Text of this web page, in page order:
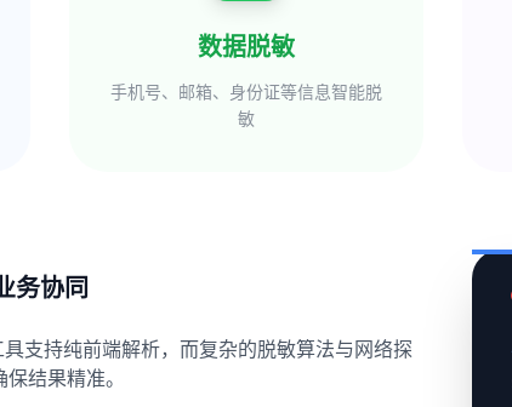
数据脱敏
手机号、邮箱、身份证等信息智能脱
敏
务协同
具支持纯前端解析，而复杂的脱敏算法与网络探
结果精准。